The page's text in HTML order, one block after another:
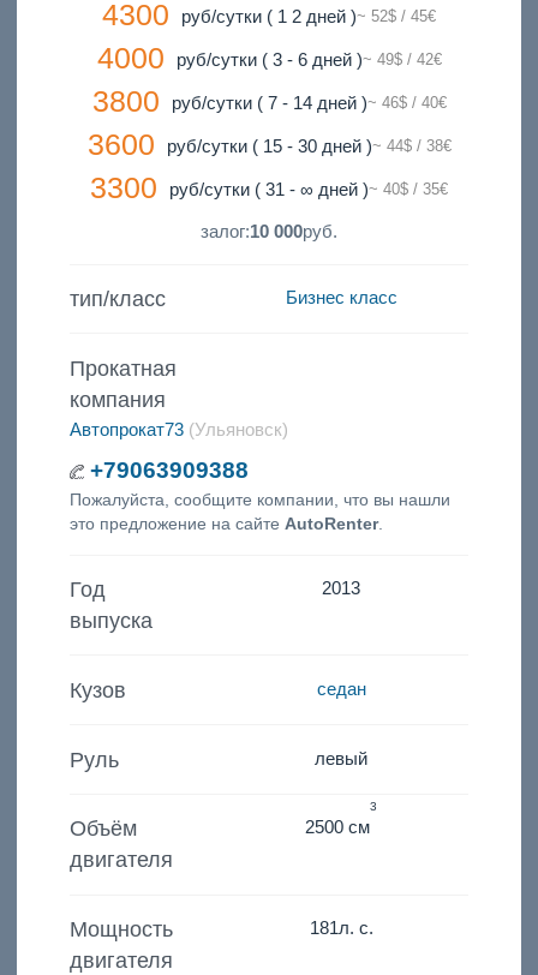
4300 руб/сутки ( 1 2 дней )~ 52$ / 45€
4000 руб/сутки ( 3 - 6 дней )~ 49$ / 42€
3800 руб/сутки ( 7 - 14 дней )~ 46$ / 40€
3600 руб/сутки ( 15 - 30 дней )~ 44$ / 38€
3300 руб/сутки ( 31 - ∞ дней )~ 40$ / 35€
залог:10 000руб.
тип/класс Бизнес класс
Прокатная
компания
Автопрокат73(Ульяновск)
+79063909388
Пожалуйста, сообщите компании, что вы нашли
это предложение на сайте AutoRenter.
Год
выпуска
2013
Кузов седан
Руль левый
Объём
двигателя
2500 см
3
Мощность
двигателя
181л. с.